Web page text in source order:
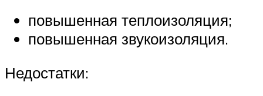
повышенная теплоизоляция;
повышенная звукоизоляция.
Недостатки: